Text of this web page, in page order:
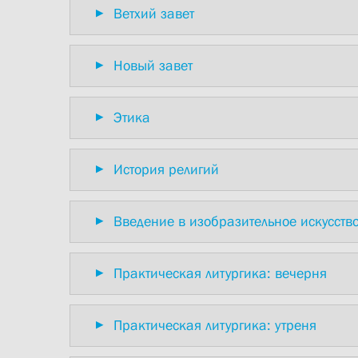
Ветхий завет
Новый завет
Этика
История религий
Введение в изобразительное
Практическая литургика: вечерня
Практическая литургика: утреня